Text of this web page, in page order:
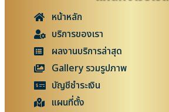
หน้าหลัก
บริการของเรา
ผลงานบริการล่าสุด
Gallery รวมรูปภาพ
บัญชีชำระเงิน
แผนที่ตั้ง